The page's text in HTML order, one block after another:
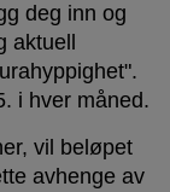
deg inn og
aktuell
i hver måned.
vil beløpet
avhenge av